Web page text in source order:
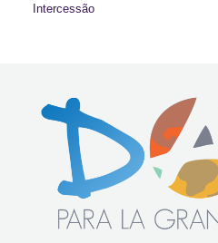
Intercessão